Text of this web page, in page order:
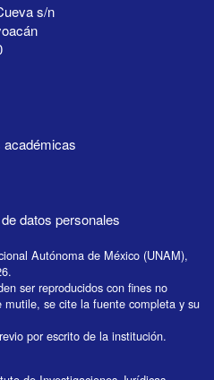
s/n
datos personales
Autónoma de México (UNAM),
ser reproducidos con fines no
mutile, se cite la fuente completa y su
por escrito de la institución.